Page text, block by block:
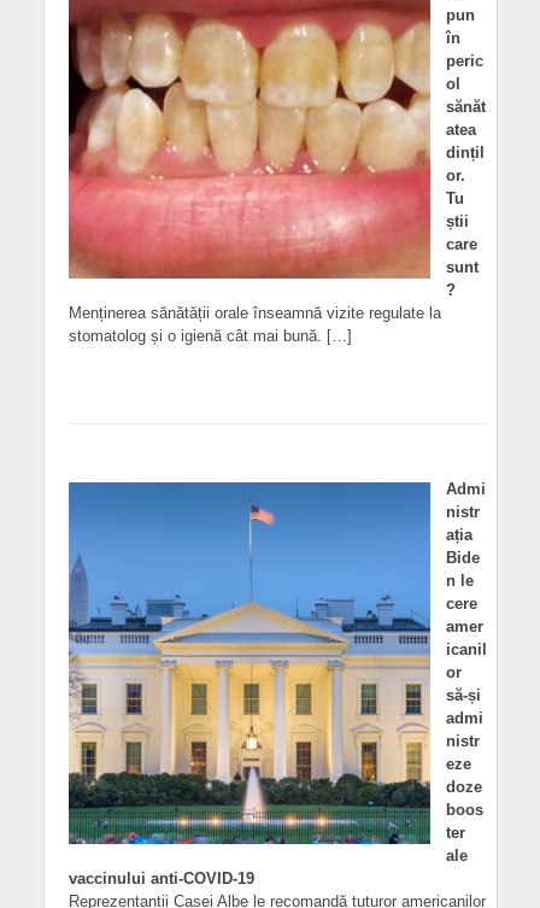
pun
în
peric
ol
sănăt
atea
dințil
or.
Tu
știi
care
sunt
?
Menținerea sănătății orale înseamnă vizite regulate la
stomatolog și o igienă cât mai bună. […]
Admi
nistr
ația
Bide
n le
cere
amer
icanil
or
să-și
admi
nistr
eze
doze
boos
ter
ale
vaccinului anti-COVID-19
Reprezentanții Casei Albe le recomandă tuturor americanilor